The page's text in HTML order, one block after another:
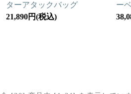
ターアタックバッグ
21,890円(税込)
ー